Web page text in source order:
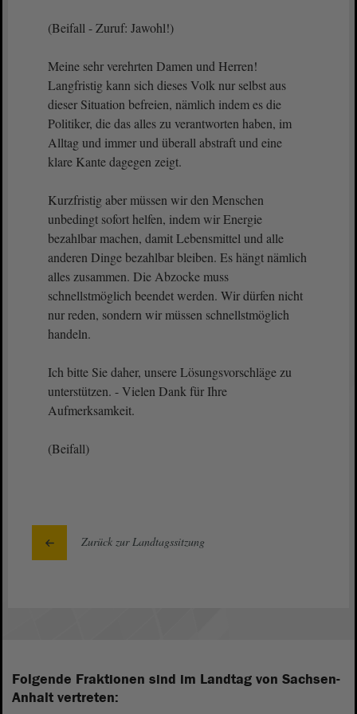
(Beifall - Zuruf: Jawohl!)
Meine sehr verehrten Damen und Herren!
Langfristig kann sich dieses Volk nur selbst aus
dieser Situation befreien, nämlich indem es die
Politiker, die das alles zu verantworten haben, im
Alltag und immer und überall abstraft und eine
klare Kante dagegen zeigt.
Kurzfristig aber müssen wir den Menschen
unbedingt sofort helfen, indem wir Energie
bezahlbar machen, damit Lebensmittel und alle
anderen Dinge bezahlbar bleiben. Es hängt nämlich
alles zusammen. Die Abzocke muss
schnellstmöglich beendet werden. Wir dürfen nicht
nur reden, sondern wir müssen schnellstmöglich
handeln.
Ich bitte Sie daher, unsere Lösungsvorschläge zu
unterstützen. - Vielen Dank für Ihre
Aufmerksamkeit.
(Beifall)
Zurück zur Landtagssitzung
Folgende Fraktionen sind im Landtag von Sachsen-
Anhalt vertreten: